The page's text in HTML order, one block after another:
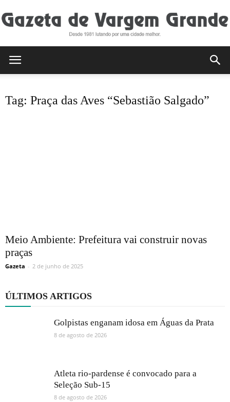
Tag: Praça das Aves “Sebastião Salgado”
Meio Ambiente: Prefeitura vai construir novas
praças
Gazeta - 2 de junho de 2025
ÚLTIMOS ARTIGOS
Golpistas enganam idosa em Águas da Prata
8 de agosto de 2026
Atleta rio-pardense é convocado para a
Seleção Sub-15
8 de agosto de 2026